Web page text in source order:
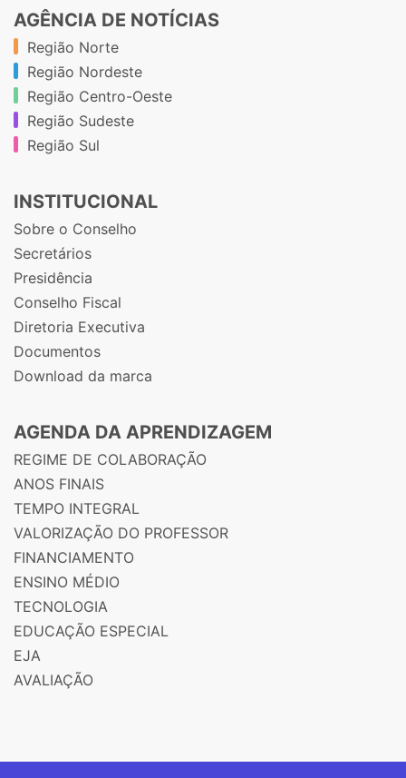
AGÊNCIA DE NOTÍCIAS
Região Norte
Região Nordeste
Região Centro-Oeste
Região Sudeste
Região Sul
INSTITUCIONAL
Sobre o Conselho
Secretários
Presidência
Conselho Fiscal
Diretoria Executiva
Documentos
Download da marca
AGENDA DA APRENDIZAGEM
REGIME DE COLABORAÇÃO
ANOS FINAIS
TEMPO INTEGRAL
VALORIZAÇÃO DO PROFESSOR
FINANCIAMENTO
ENSINO MÉDIO
TECNOLOGIA
EDUCAÇÃO ESPECIAL
EJA
AVALIAÇÃO